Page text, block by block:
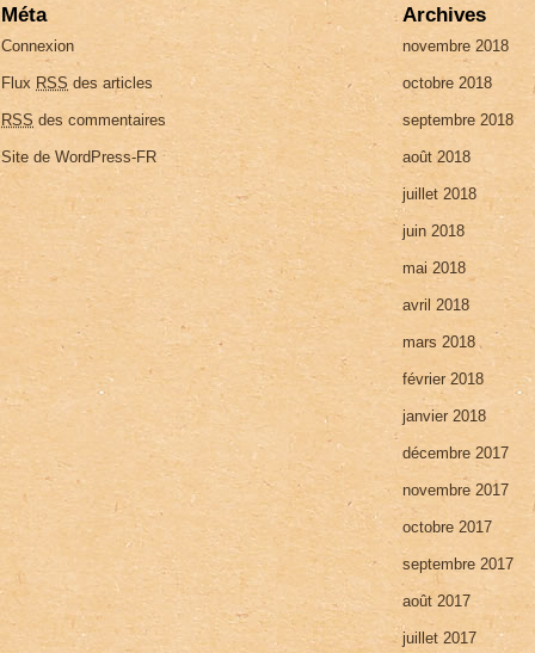
Méta
Connexion
Flux RSS des articles
RSS des commentaires
Site de WordPress-FR
Archives
novembre 2018
octobre 2018
septembre 2018
août 2018
juillet 2018
juin 2018
mai 2018
avril 2018
mars 2018
février 2018
janvier 2018
décembre 2017
novembre 2017
octobre 2017
septembre 2017
août 2017
juillet 2017